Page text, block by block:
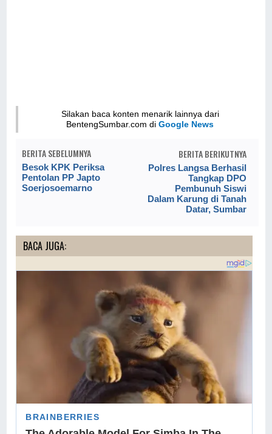
Silakan baca konten menarik lainnya dari
BentengSumbar.com diGoogle News
BERITA SEBELUMNYA
Besok KPK Periksa
Pentolan PP Japto
Soerjosoemarno
BERITA BERIKUTNYA
Polres Langsa Berhasil
Tangkap DPO
Pembunuh Siswi
Dalam Karung di Tanah
Datar, Sumbar
BACA JUGA: